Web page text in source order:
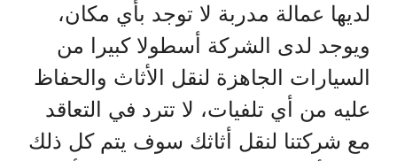
لديها عمالة مدربة لا توجد بأي مكان،
ويوجد لدى الشركة أسطولا كبيرا من
السيارات الجاهزة لنقل الأثاث والحفاظ
عليه من أي تلفيات، لا تترد في التعاقد
مع شركتنا لنقل أثاثك سوف يتم كل ذلك